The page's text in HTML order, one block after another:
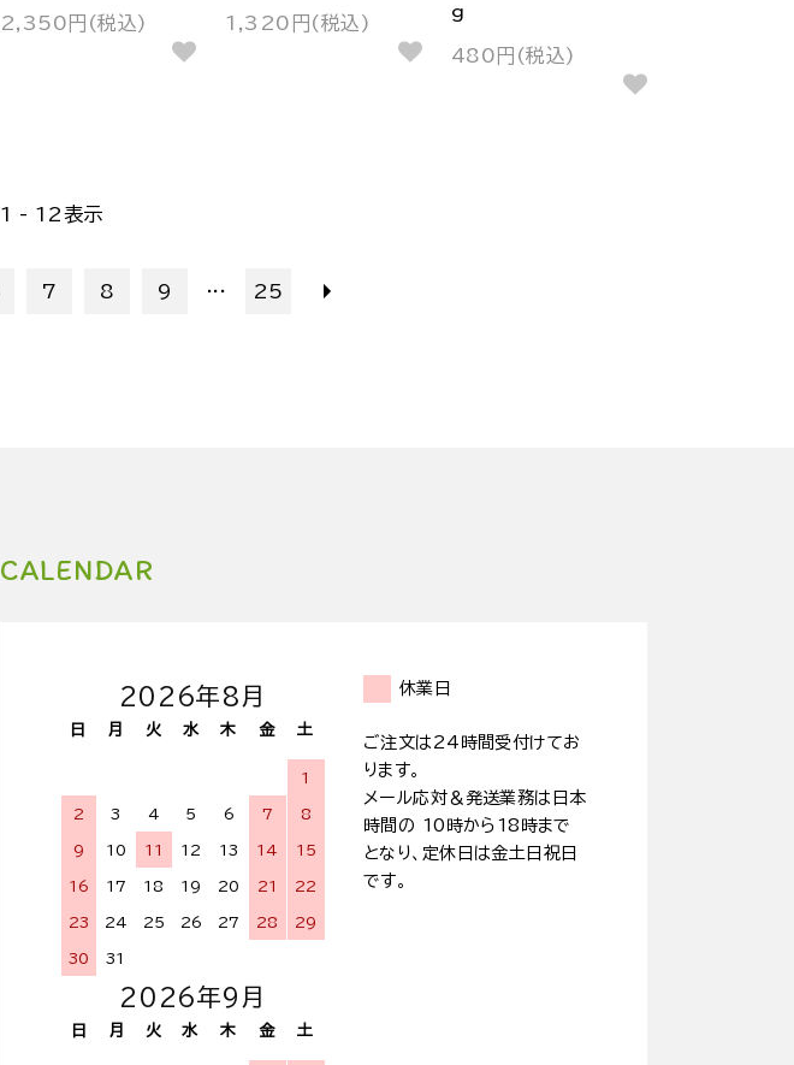
2,350円(税込) 1,320円(税込)
g
480円(税込)
1 - 12表示
7 8 9 ... 25
CALENDAR
2026年8月
日 月 火 水 木 金 土
1
2 3 4 5 6 7 8
9 10 11 12 13 14 15
16 17 18 19 20 21 22
23 24 25 26 27 28 29
30 31
2026年9月
日 月 火 水 木 金 土
休業日
ご注文は24時間受付けてお
ります。
メール応対＆発送業務は日本
時間の 10時から18時まで
となり、定休日は金土日祝日
です。